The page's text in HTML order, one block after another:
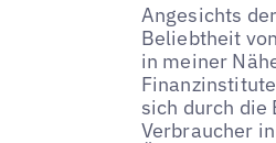
Angesichts
Beliebtheit
in meiner
sich durch die
Verbraucher